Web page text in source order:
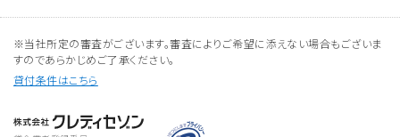
※当社所定の審査がございます。審査によりご希望に添えない場合もございま
すのであらかじめご了承ください。
貸付条件はこちら